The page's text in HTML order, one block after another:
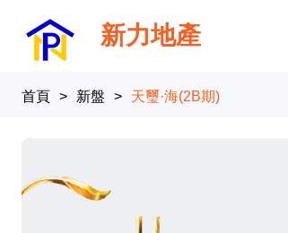
新力地產
首頁 > 新盤 > 天璽·海(2B期)